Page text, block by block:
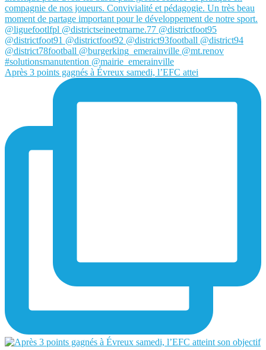
Après 3 points gagnés à Évreux samedi, l’EFC attei